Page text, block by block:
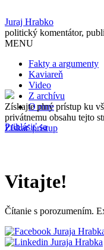
Juraj Hrabko
politický komentátor,
MENU
Fakty a argumenty
Kaviareň
Video
Z archívu
O mne
Prihlásiť sa
Získajte plný prístup ku
privátnemu obsahu tejto
Získať prístup
Vitajte!
Čítanie s porozumením.